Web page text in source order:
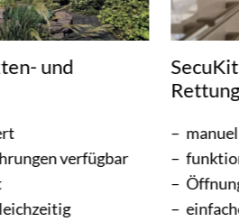
und
verfügbar